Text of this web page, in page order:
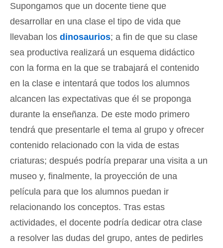
Supongamos que un docente tiene que
desarrollar en una clase el tipo de vida que
llevaban los dinosaurios; a fin de que su clase
sea productiva realizará un esquema didáctico
con la forma en la que se trabajará el contenido
en la clase e intentará que todos los alumnos
alcancen las expectativas que él se proponga
durante la enseñanza. De este modo primero
tendrá que presentarle el tema al grupo y ofrecer
contenido relacionado con la vida de estas
criaturas; después podría preparar una visita a un
museo y, finalmente, la proyección de una
película para que los alumnos puedan ir
relacionando los conceptos. Tras estas
actividades, el docente podría dedicar otra clase
a resolver las dudas del grupo, antes de pedirles